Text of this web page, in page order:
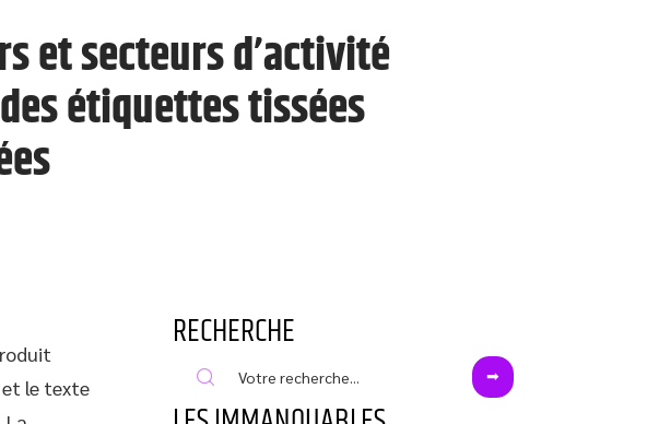
et secteurs d’activité
étiquettes tissées
le texte
RECHERCHE